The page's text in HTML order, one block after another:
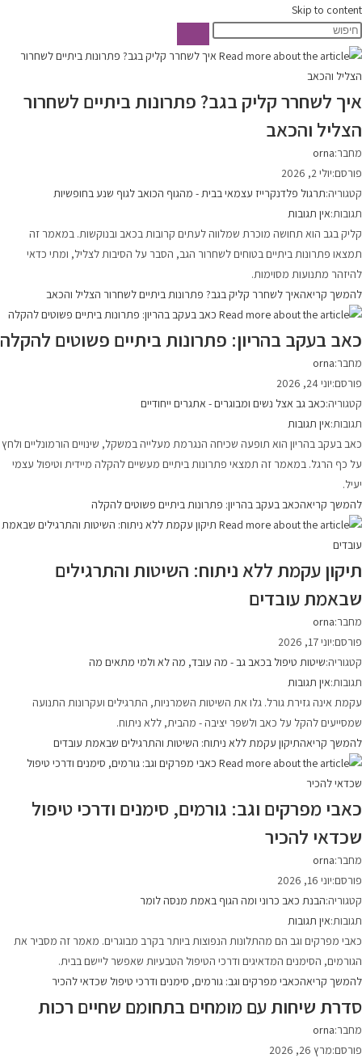
Skip to content
איך לשחרר קליק בגב? פתרונות ביתיים לשחרור
הצליל והכאב
מחבר:orna
פורסם:יולי 2, 2026
קטגוריה:תרגול פלדנקרייז עצמאי בבית - מהגוף הכואב לגוף שנע בחופשיות
תגובות:אין תגובות
קליק בגב הוא תחושה מוכרת שמלווה לעתים קרובות בכאב ובנוקשות. במאמר זה
תמצאו פתרונות ביתיים בטוחים לשחרור הגב, הסבר על הסיבות לצליל, ומתי כדאי
להיזהר מתנועות מסוימות.
להמשך קריאהאיך לשחרר קליק בגב? פתרונות ביתיים לשחרור הצליל והכאב
כאב בעקב בהריון: פתרונות ביתיים פשוטים להקלה
מחבר:orna
פורסם:יוני 24, 2026
קטגוריה:כאב גב אצל נשים ומבוגרים - אתגרים ייחודיים
תגובות:אין תגובות
כאב בעקב בהריון הוא תופעה שכיחה הנגרמת מעלייה במשקל, שינויים הורמונליים ולחץ
על כף הרגל. במאמר זה תמצאי פתרונות ביתיים מעשיים להקלה מיידית וטיפול עצמי
יעיל.
להמשך קריאהכאב בעקב בהריון: פתרונות ביתיים פשוטים להקלה
תיקון עקמת ללא ניתוח: השיטות והתרגילים
שבאמת עובדים
מחבר:orna
פורסם:יוני 17, 2026
קטגוריה:שיטות טיפול בכאב גב - מה עובד, מה לא ולמי מתאים מה
תגובות:אין תגובות
עקמת אינה גזירת גורל. גלו את השיטות השמרניות, התרגילים ועקרונות התנועה
שמסייעים להקל על כאב ולשפר יציבה - מהבית, ללא ניתוח.
להמשך קריאהתיקון עקמת ללא ניתוח: השיטות והתרגילים שבאמת עובדים
כאבי מפרקים וגב: גורמים, סימנים ודרכי טיפול
שכדאי להכיר
מחבר:orna
פורסם:יוני 16, 2026
קטגוריה:הבנת כאב כרוני ומה הגוף באמת מנסה לומר
תגובות:אין תגובות
כאבי מפרקים וגב הם מהתלונות הנפוצות ביותר בקרב מבוגרים. מאמר זה מסביר את
הגורמים, הסימנים המדאיגים ודרכי הטיפול הטבעיות שאפשר ליישם בבית.
להמשך קריאהכאבי מפרקים וגב: גורמים, סימנים ודרכי טיפול שכדאי להכיר
סדרת שיחות עם מומחים בתחומם שחיים רכות
מחבר:orna
פורסם:מרץ 26, 2026